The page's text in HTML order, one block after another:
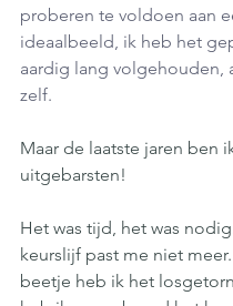
proberen te voldoen aan
ideaalbeeld, ik heb het
aardig lang volgehouden,
zelf.
Maar de laatste jaren ben
uitgebarsten!
Het was tijd, het was
keurslijf past me niet
beetje heb ik het